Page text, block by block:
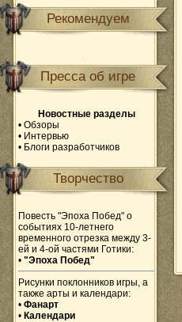
Рекомендуем
Пресса об игре
Новостные разделы
• Обзоры
• Интервью
• Блоги разработчиков
Творчество
Повесть "Эпоха Побед" о
событиях 10-летнего
временного отрезка между 3-
ей и 4-ой частями Готики:
• "Эпоха Побед"
Рисунки поклонников игры, а
также арты и календари:
• Фанарт
• Календари